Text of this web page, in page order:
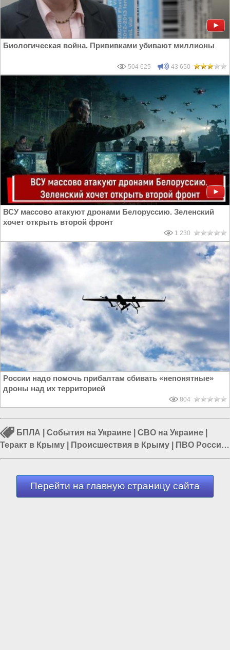
Биологическая война. Прививками убивают миллионы
504 625 43 650
ВСУ массово атакуют дронами Белоруссию. Зеленский
хочет открыть второй фронт
1 230
России надо помочь прибалтам сбивать «непонятные»
дроны над их территорией
804
БПЛА События на Украине СВО на Украине
Теракт в Крыму
Происшествия в Крыму
ПВО России
|Армия России
Перейти на главную страницу сайта